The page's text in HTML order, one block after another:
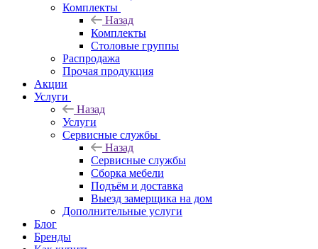
Комплекты
Назад
Комплекты
Столовые группы
Распродажа
Прочая продукция
Акции
Услуги
Назад
Услуги
Сервисные службы
Назад
Сервисные службы
Сборка мебели
Подъём и доставка
Выезд замерщика на дом
Дополнительные услуги
Блог
Бренды